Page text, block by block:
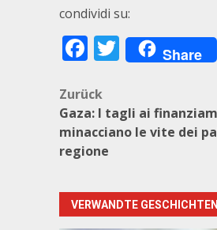
condividi su:
Facebook
Twitter
Share
Zurück
Gaza: I tagli ai
minacciano le vite dei
regione
VERWANDTE GESCHICHTEN